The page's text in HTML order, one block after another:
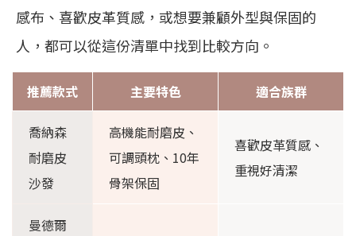
感布、喜歡皮革質感，或想要兼顧外型與保固的
人，都可以從這份清單中找到比較方向。
推薦款式 主要特色 適合族群
喬納森
耐磨皮
沙發
高機能耐磨皮、
可調頭枕、10年
骨架保固
喜歡皮革質感、
重視好清潔
曼德爾